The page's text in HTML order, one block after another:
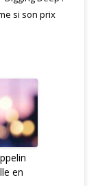
si son prix
en